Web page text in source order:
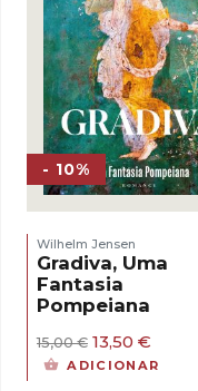
- 10%
Wilhelm Jensen
Gradiva, Uma
Fantasia
Pompeiana
15,00€ O
preço
13,50 €
preço
ADICIONAR